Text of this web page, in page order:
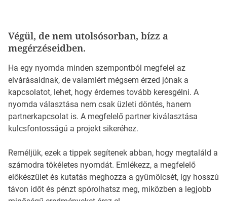
Végül, de nem utolsósorban, bízz a
megérzéseidben.
Ha egy nyomda minden szempontból megfelel az
elvárásaidnak, de valamiért mégsem érzed jónak a
kapcsolatot, lehet, hogy érdemes tovább keresgélni. A
nyomda választása nem csak üzleti döntés, hanem
partnerkapcsolat is. A megfelelő partner kiválasztása
kulcsfontosságú a projekt sikeréhez.
Reméljük, ezek a tippek segítenek abban, hogy megtaláld a
számodra tökéletes nyomdát. Emlékezz, a megfelelő
előkészület és kutatás meghozza a gyümölcsét, így hosszú
távon időt és pénzt spórolhatsz meg, miközben a legjobb